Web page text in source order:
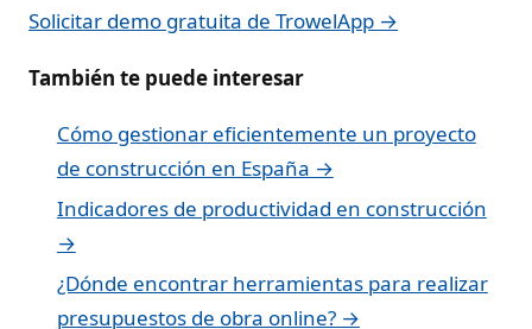
Solicitar demo gratuita de TrowelApp →
También te puede interesar
Cómo gestionar eficientemente un proyecto
de construcción en España →
Indicadores de productividad en construcción
→
¿Dónde encontrar herramientas para realizar
presupuestos de obra online? →